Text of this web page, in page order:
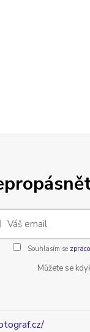
Souhlasím se
Můžete se